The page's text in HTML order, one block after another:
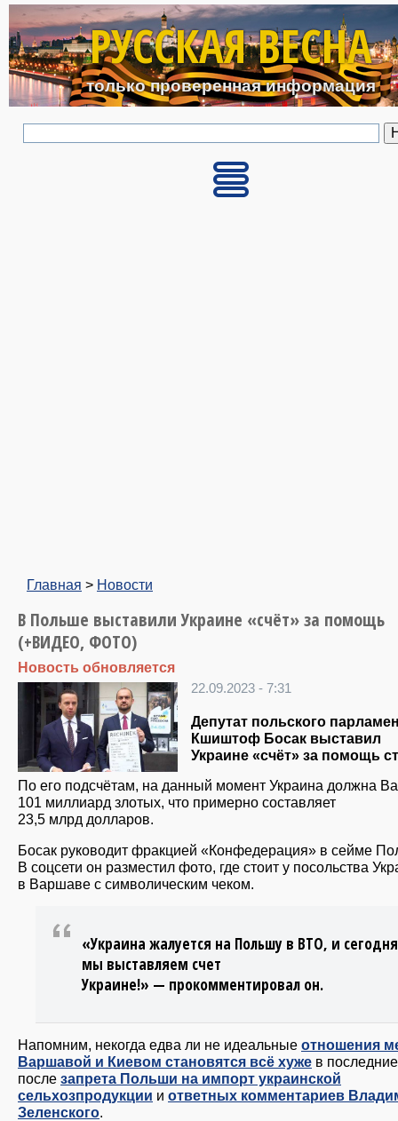
Перейти к основному
РУССКАЯ ВЕСНА
только проверенная информация
Главная > Новости
В Польше выставили Украине «счёт» за помощь
(+ВИДЕО, ФОТО)
Новость обновляется
22.09.2023 - 7:31
Депутат польского
Кшиштоф Босак выставил
Украине «счёт» за помощь
По его подсчётам, на данный момент Украина должна
101 миллиард злотых, что примерно составляет
23,5 млрд долларов.
Босак руководит фракцией «Конфедерация» в сейме
В соцсети он разместил фото, где стоит у посольства
в Варшаве с символическим чеком.
«Украина жалуется на Польшу в ВТО, и сегодня
мы выставляем счет
Украине!» — прокомментировал он.
Напомним, некогда едва ли не идеальные отношения
Варшавой и Киевом становятся всё хуже в
после запрета Польши на импорт украинской
сельхозпродукции и ответных комментариев
Зеленского.